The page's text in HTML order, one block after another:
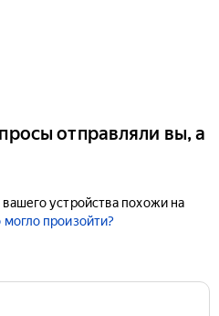
отправляли вы, а
устройства похожи на
произойти?